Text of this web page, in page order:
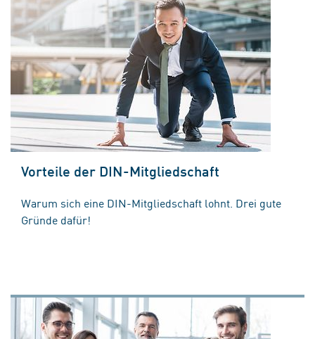
Vorteile der DIN-Mitgliedschaft
Warum sich eine DIN-Mitgliedschaft lohnt. Drei gute
Gründe dafür!